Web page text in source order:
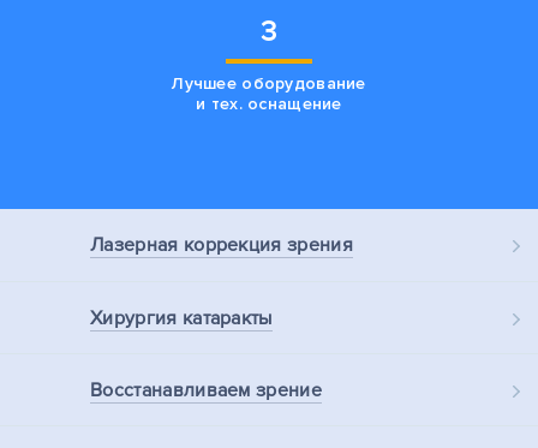
3
Лучшее оборудование
и тех. оснащение
Лазерная коррекция зрения
Хирургия катаракты
Восстанавливаемзрение